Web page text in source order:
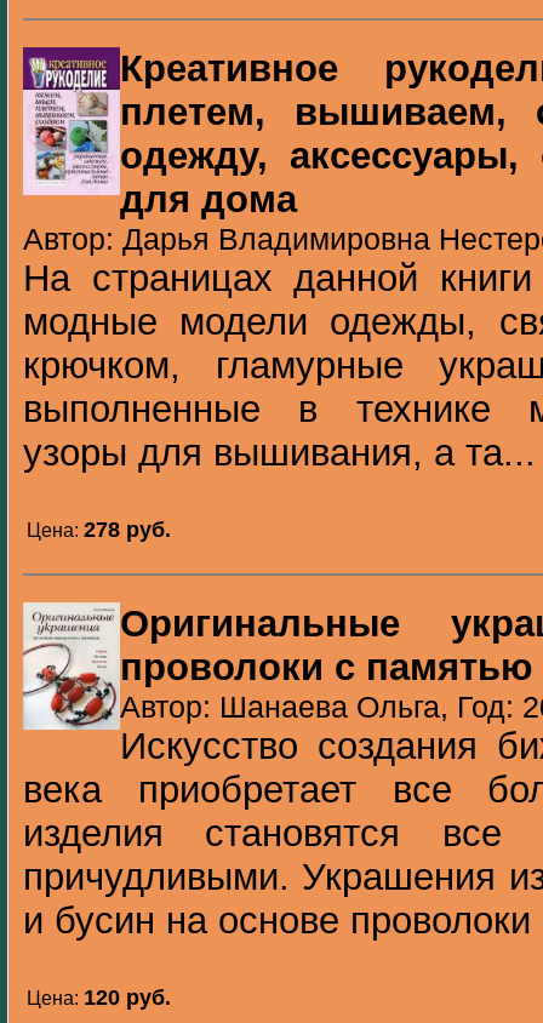
Креативное
плетем, вышиваем,
одежду,
для дома
Автор: Дарья Владимировна
На страницах данной
модные модели одежды,
крючком, гламурные
выполненные в технике
узоры для вышивания, а та...
Цена: 278 pуб.
Оригинальные
проволоки с памятью
Автор: Шанаева Ольга, Год:
Искусство создания
века приобретает все
изделия становятся
причудливыми. Украшения
и бусин на основе проволоки
Цена: 120 pуб.